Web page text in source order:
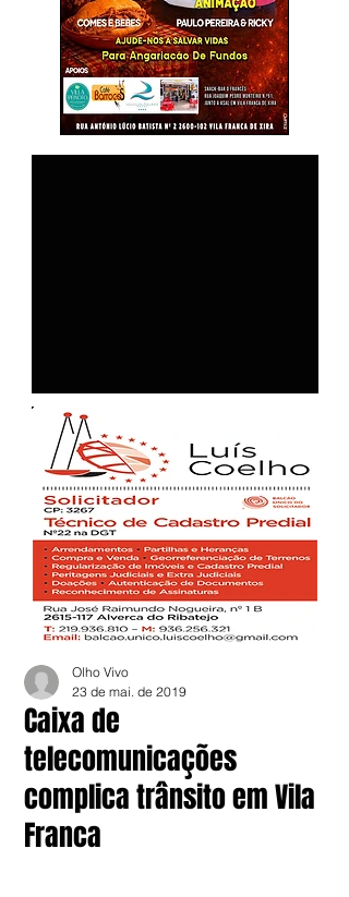
Caixa de
telecomunicações
complica trânsito em Vila
Franca
Olho Vivo
23 de mai. de 2019